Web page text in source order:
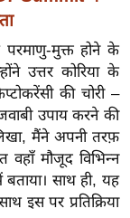
परमाणु-मुक्त होने के
उत्तर कोरिया के
की चोरी –
उपाय करने की
मैंने अपनी तरफ़
वहाँ मौजूद विभिन्न
साथ ही, यह
इस पर प्रतिक्रिया